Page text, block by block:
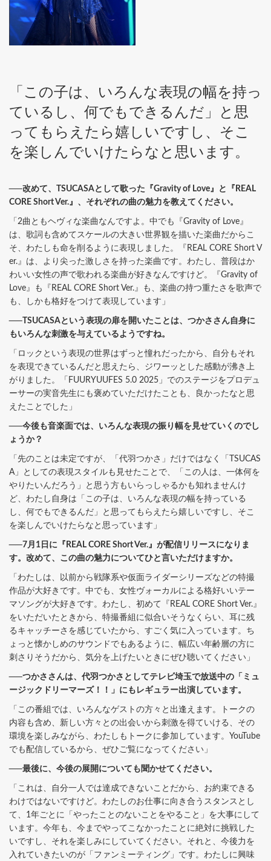
「この子は、いろんな表現の幅を持っ
ているし、何でもできるんだ」と思
ってもらえたら嬉しいですし、そこ
を楽しんでいけたらなと思います。
──改めて、TSUCASAとして歌った『Gravity of Love』と『REAL
CORE Short Ver.』、それぞれの曲の魅力を教えてください。
「2曲ともヘヴィな楽曲なんですよ。中でも『Gravity of Love』
は、歌詞も含めてスケールの大きい世界観を描いた楽曲だからこ
そ、わたしも命を削るように表現しました。『REAL CORE Short V
er.』は、より尖った激しさを持った楽曲です。わたし、普段はか
わいい女性の声で歌われる楽曲が好きなんですけど。『Gravity of
Love』も『REAL CORE Short Ver.』も、楽曲の持つ重たさを歌声で
も、しかも格好をつけて表現しています」
──TSUCASAという表現の扉を開いたことは、つかささん自身に
もいろんな刺激を与えているようですね。
「ロックという表現の世界はずっと憧れだったから、自分もそれ
を表現できているんだと思えたら、ジワーッとした感動が沸き上
がりました。「FUURYUUFES 5.0 2025」でのステージをプロデュ
ーサーの実音先生にも褒めていただけたことも、良かったなと思
えたことでした」
──今後も音楽面では、いろんな表現の振り幅を見せていくのでし
ょうか？
「先のことは未定ですが、「代羽つかさ」だけではなく「TSUCAS
A」としての表現スタイルも見せたことで、「この人は、一体何を
やりたいんだろう」と思う方もいらっしゃるかも知れませんけ
ど、わたし自身は「この子は、いろんな表現の幅を持っている
し、何でもできるんだ」と思ってもらえたら嬉しいですし、そこ
を楽しんでいけたらなと思っています」
──7月1日に『REAL CORE Short Ver.』が配信リリースになりま
す。改めて、この曲の魅力についてひと言いただけますか。
「わたしは、以前から戦隊系や仮面ライダーシリーズなどの特撮
作品が大好きです。中でも、女性ヴォーカルによる格好いいテー
マソングが大好きです。わたし、初めて『REAL CORE Short Ver.』
をいただいたときから、特撮番組に似合いそうなくらい、耳に残
るキャッチーさを感じていたから、すごく気に入っています。ち
ょっと懐かしめのサウンドでもあるように、幅広い年齢層の方に
刺さりそうだから、気分を上げたいときにぜひ聴いてください」
──つかささんは、代羽つかさとしてテレビ埼玉で放送中の「ミュ
ージックドリーマーズ！！」にもレギュラー出演しています。
「この番組では、いろんなゲストの方々と出逢えます。トークの
内容も含め、新しい方々との出会いから刺激を得ていける、その
環境を楽しみながら、わたしもトークに参加しています。YouTube
でも配信しているから、ぜひご覧になってください」
──最後に、今後の展開についても聞かせてください。
「これは、自分一人では達成できないことだから、お約束できる
わけではないですけど。わたしのお仕事に向き合うスタンスとし
て、1年ごとに「やったことのないことをやること」を大事にして
います。今年も、今までやってこなかったことに絶対に挑戦した
いですし、それを楽しみにしていてください。それと、今後力を
入れていきたいのが「ファンミーティング」です。わたしに興味